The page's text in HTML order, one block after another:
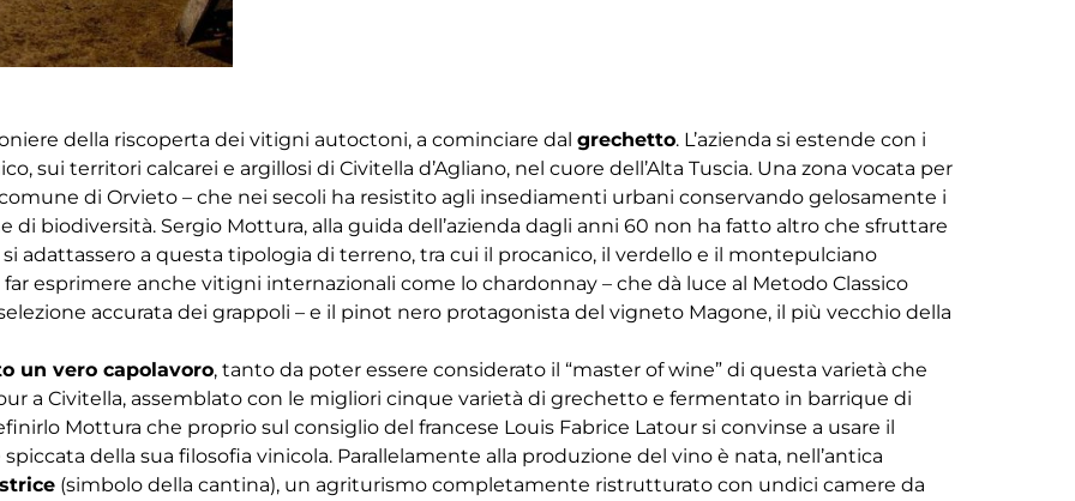
della riscoperta dei vitigni autoctoni, a cominciare dal grechetto. L’azienda si estende con i
sui territori calcarei e argillosi di Civitella d’Agliano, nel cuore dell’Alta Tuscia. Una zona vocata per
di Orvieto – che nei secoli ha resistito agli insediamenti urbani conservando gelosamente i
biodiversità. Sergio Mottura, alla guida dell’azienda dagli anni 60 non ha fatto altro che sfruttare
adattassero a questa tipologia di terreno, tra cui il procanico, il verdello e il montepulciano
esprimere anche vitigni internazionali come lo chardonnay – che dà luce al Metodo Classico
accurata dei grappoli – e il pinot nero protagonista del vigneto Magone, il più vecchio della
un vero capolavoro, tanto da poter essere considerato il “master of wine” di questa varietà che
a Civitella, assemblato con le migliori cinque varietà di grechetto e fermentato in barrique di
Mottura che proprio sul consiglio del francese Louis Fabrice Latour si convinse a usare il
della sua filosofia vinicola. Parallelamente alla produzione del vino è nata, nell’antica
(simbolo della cantina), un agriturismo completamente ristrutturato con undici camere da